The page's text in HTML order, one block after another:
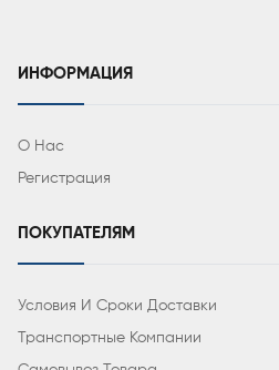
ИНФОРМАЦИЯ
О Нас
Регистрация
ПОКУПАТЕЛЯМ
Условия И Сроки Доставки
Транспортные Компании